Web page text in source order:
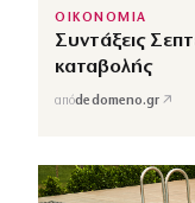
ΟΙΚΟΝΟΜΙΑ
Συντάξεις
καταβολής
απόdedomeno.gr ↗